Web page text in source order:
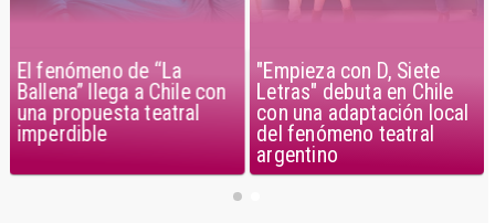
El fenómeno de “La
Ballena” llega a Chile con
una propuesta teatral
imperdible
"Empieza con D, Siete
Letras" debuta en Chile
con una adaptación local
del fenómeno teatral
argentino